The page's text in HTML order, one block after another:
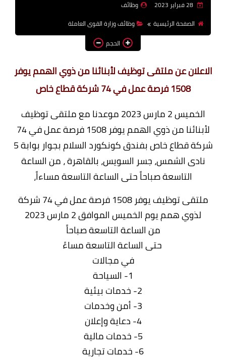
بالجامعات والمعاهد
اخبار
28 فبراير 2023
وظائف
الصفحة الرئيسية
وظائف وزارة القوى العاملة
الحجم
الاعلان عن ملتقى توظيف لأبنائنا من ذوي الهمم يوفر
1508 فرصة عمل في 74 شركة قطاع خاص
الخميس 2 مارس 2023 موعدنا مع ملتقى توظيف
لأبنائنا من ذوي الهمم يوفر 1508 فرصة عمل في 74
شركة قطاع خاص بفندق كونكورد السلام بجوار بوابة 5
نادى الشمس، جسر السويس، بالقاهرة ، من الساعة
التاسعة صباحاً حتى الساعة التاسعة مساءاً،
ملتقى توظيف يوفر 1508 فرصة عمل في 74 شركة
لذوي همم يوم الخميس الموافق 2 مارس 2023
من الساعة التاسعة صباحاً
حتى الساعة التاسعة مساءً
في مجالات
1- السياحة
2- خدمات بيئية
3- أمن وخدمات
4- دعاية وإعلان
5- خدمات مالية
6- خدمات تجارية